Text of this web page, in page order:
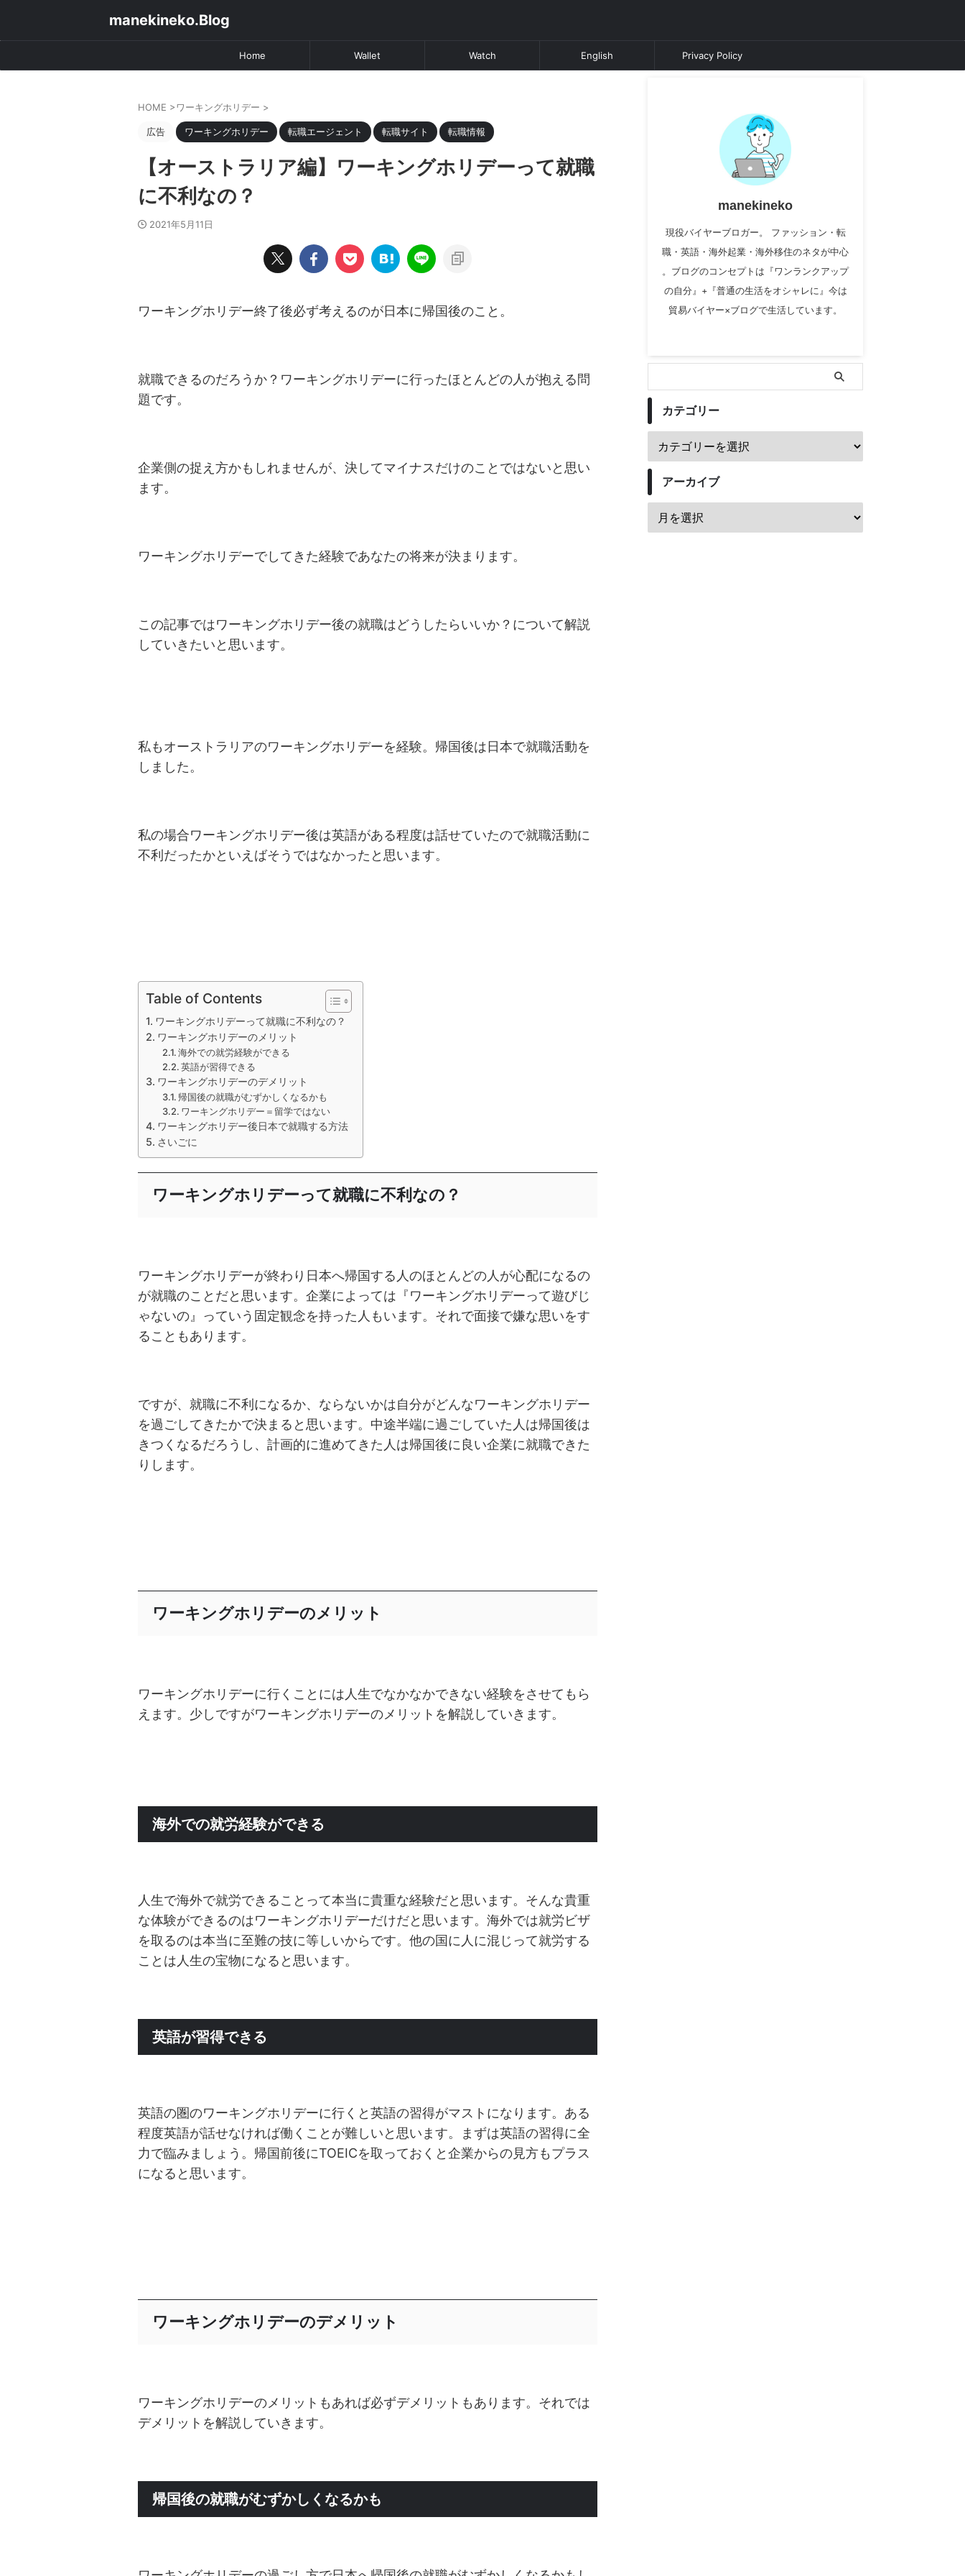
manekineko.Blog
Home Wallet Watch English Privacy Policy
HOME >ワーキングホリデー >
広告 ワーキングホリデー 転職エージェント 転職サイト 転職情報
【オーストラリア編】ワーキングホリデーって就職
に不利なの？
2021年5月11日
ワーキングホリデー終了後必ず考えるのが日本に帰国後のこと。
就職できるのだろうか？ワーキングホリデーに行ったほとんどの人が抱える問
題です。
企業側の捉え方かもしれませんが、決してマイナスだけのことではないと思い
ます。
ワーキングホリデーでしてきた経験であなたの将来が決まります。
この記事ではワーキングホリデー後の就職はどうしたらいいか？について解説
していきたいと思います。
私もオーストラリアのワーキングホリデーを経験。帰国後は日本で就職活動を
しました。
私の場合ワーキングホリデー後は英語がある程度は話せていたので就職活動に
不利だったかといえばそうではなかったと思います。
Table of Contents
ワーキングホリデーって就職に不利なの？
ワーキングホリデーのメリット
海外での就労経験ができる
英語が習得できる
ワーキングホリデーのデメリット
帰国後の就職がむずかしくなるかも
ワーキングホリデー＝留学ではない
ワーキングホリデー後日本で就職する方法
さいごに
ワーキングホリデーって就職に不利なの？
ワーキングホリデーが終わり日本へ帰国する人のほとんどの人が心配になるの
が就職のことだと思います。企業によっては『ワーキングホリデーって遊びじ
ゃないの』っていう固定観念を持った人もいます。それで面接で嫌な思いをす
ることもあります。
ですが、就職に不利になるか、ならないかは自分がどんなワーキングホリデー
を過ごしてきたかで決まると思います。中途半端に過ごしていた人は帰国後は
きつくなるだろうし、計画的に進めてきた人は帰国後に良い企業に就職できた
りします。
ワーキングホリデーのメリット
ワーキングホリデーに行くことには人生でなかなかできない経験をさせてもら
えます。少しですがワーキングホリデーのメリットを解説していきます。
海外での就労経験ができる
人生で海外で就労できることって本当に貴重な経験だと思います。そんな貴重
な体験ができるのはワーキングホリデーだけだと思います。海外では就労ビザ
を取るのは本当に至難の技に等しいからです。他の国に人に混じって就労する
ことは人生の宝物になると思います。
英語が習得できる
英語の圏のワーキングホリデーに行くと英語の習得がマストになります。ある
程度英語が話せなければ働くことが難しいと思います。まずは英語の習得に全
力で臨みましょう。帰国前後にTOEICを取っておくと企業からの見方もプラス
になると思います。
ワーキングホリデーのデメリット
ワーキングホリデーのメリットもあれば必ずデメリットもあります。それでは
デメリットを解説していきます。
帰国後の就職がむずかしくなるかも
manekineko
現役バイヤーブロガー。 ファッション・転
職・英語・海外起業・海外移住のネタが中心
。ブログのコンセプトは『ワンランクアップ
の自分』+『普通の生活をオシャレに』今は
貿易バイヤー×ブログで生活しています。
カテゴリー
アーカイブ